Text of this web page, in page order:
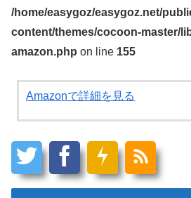
/home/easygoz/easygoz.net/
content/themes/cocoon-master/
amazon.php on line 155
Amazonで詳細を見る